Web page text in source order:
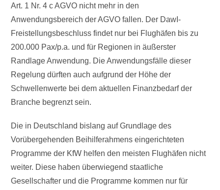
Art. 1 Nr. 4 c AGVO nicht mehr in den
Anwendungsbereich der AGVO fallen. Der DawI-
Freistellungsbeschluss findet nur bei Flughäfen bis zu
200.000 Pax/p.a. und für Regionen in äußerster
Randlage Anwendung. Die Anwendungsfälle dieser
Regelung dürften auch aufgrund der Höhe der
Schwellenwerte bei dem aktuellen Finanzbedarf der
Branche begrenzt sein.
Die in Deutschland bislang auf Grundlage des
Vorübergehenden Beihilferahmens eingerichteten
Programme der KfW helfen den meisten Flughäfen nicht
weiter. Diese haben überwiegend staatliche
Gesellschafter und die Programme kommen nur für